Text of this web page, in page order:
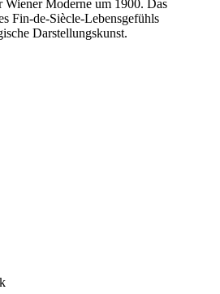
Wiener Moderne um 1900. Das
Fin-de-Siècle-Lebensgefühls
Darstellungskunst.